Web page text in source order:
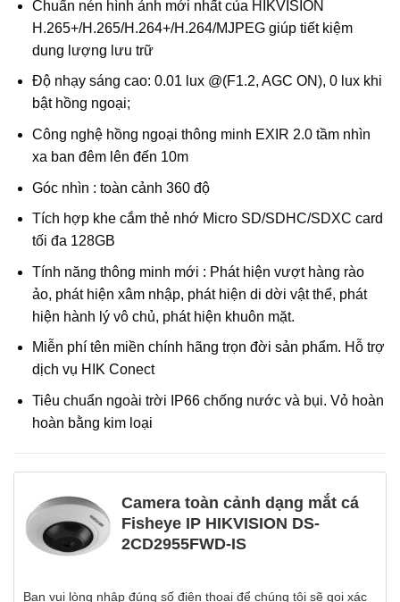
Chuẩn nén hình ảnh mới nhất của HIKVISION
H.265+/H.265/H.264+/H.264/MJPEG giúp tiết kiệm
dung lượng lưu trữ
Độ nhạy sáng cao: 0.01 lux @(F1.2, AGC ON), 0 lux khi
bật hồng ngoại;
Công nghệ hồng ngoại thông minh EXIR 2.0 tầm nhìn
xa ban đêm lên đến 10m
Góc nhìn : toàn cảnh 360 độ
Tích hợp khe cắm thẻ nhớ Micro SD/SDHC/SDXC card
tối đa 128GB
Tính năng thông minh mới : Phát hiện vượt hàng rào
ảo, phát hiện xâm nhập, phát hiện di dời vật thể, phát
hiện hành lý vô chủ, phát hiện khuôn mặt.
Miễn phí tên miền chính hãng trọn đời sản phẩm. Hỗ trợ
dịch vụ HIK Conect
Tiêu chuẩn ngoài trời IP66 chống nước và bụi. Vỏ hoàn
hoàn bằng kim loại
Camera toàn cảnh dạng mắt cá
Fisheye IP HIKVISION DS-
2CD2955FWD-IS
Bạn vui lòng nhập đúng số điện thoại để chúng tôi sẽ gọi xác